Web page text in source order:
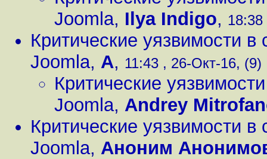
Joomla, Ilya Indigo,
Критические уязвимости
Joomla, А, 11:43 , 26-Окт-16, (9)
Критические
Joomla, Andrey
Критические уязвимости
Joomla, Аноним